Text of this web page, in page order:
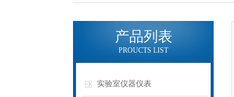
产品列表
PROUCTS LIST
实验室仪器仪表